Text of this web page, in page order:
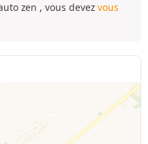
zen , vous devez vous